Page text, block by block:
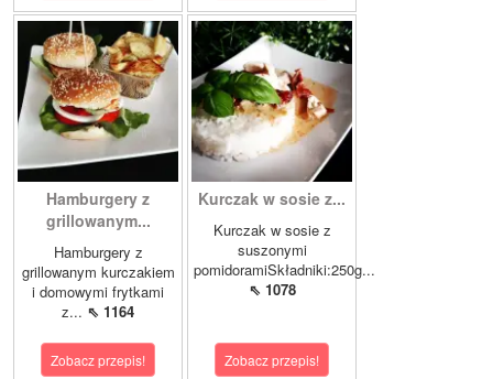
Hamburgery z
grillowanym...
Hamburgery z
grillowanym kurczakiem
i domowymi frytkami
z... ⇖ 1164
Zobacz przepis!
Kurczak w sosie z...
Kurczak w sosie z
suszonymi
pomidoramiSkładniki:250g...
⇖ 1078
Zobacz przepis!